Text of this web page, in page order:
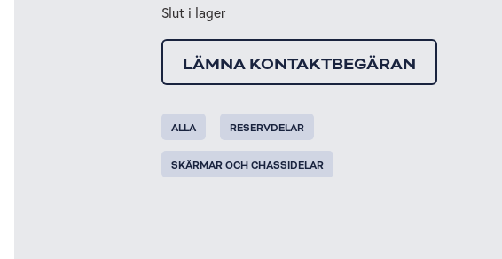
Slut i lager
LÄMNA KONTAKTBEGÄRAN
ALLA RESERVDELAR
SKÄRMAR OCH CHASSIDELAR